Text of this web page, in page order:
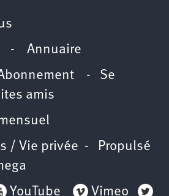
- Annuaire
- Se
amis
/ Vie privée - Propulsé
YouTube Vimeo